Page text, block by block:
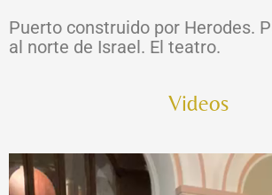
Puerto construido por Herodes.
al norte de Israel. El teatro.
Videos